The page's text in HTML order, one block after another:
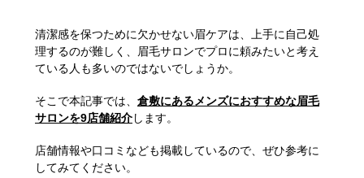
清潔感を保つために欠かせない眉ケアは、上手に自己処
理するのが難しく、眉毛サロンでプロに頼みたいと考え
ている人も多いのではないでしょうか。
そこで本記事では、 倉敷にあるメンズにおすすめな眉毛
サロンを9店舗紹介します。
店舗情報や口コミなども掲載しているので、ぜひ参考に
してみてください。